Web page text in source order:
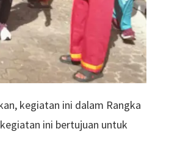
kegiatan ini dalam Rangka
ini bertujuan untuk